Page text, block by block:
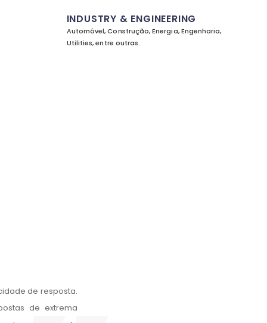
INDUSTRY & ENGINEERING
Automóvel, Construção, Energia, Engenharia,
Utilities, entre outras.
de resposta.
de extrema